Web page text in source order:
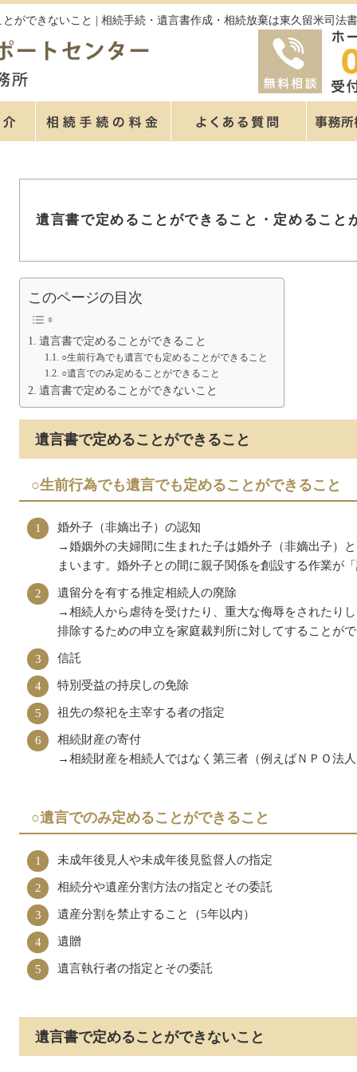
ができないこと | 相続手続・遺言書作成・相続放棄は東久留米司法
遺言書で定めることができること・定めること
このページの目次
遺言書で定めることができること
○生前行為でも遺言でも定めることができること
○遺言でのみ定めることができること
遺言書で定めることができないこと
遺言書で定めることができること
○生前行為でも遺言でも定めることができること
婚外子（非嫡出子）の認知
→婚姻外の夫婦間に生まれた子は婚外子（非嫡出子）
まいます。婚外子との間に親子関係を創設する作業が
遺留分を有する推定相続人の廃除
→相続人から虐待を受けたり、重大な侮辱をされたり
排除するための申立を家庭裁判所に対してすることが
信託
特別受益の持戻しの免除
祖先の祭祀を主宰する者の指定
相続財産の寄付
→相続財産を相続人ではなく第三者（例えばＮＰＯ法
○遺言でのみ定めることができること
未成年後見人や未成年後見監督人の指定
相続分や遺産分割方法の指定とその委託
遺産分割を禁止すること（5年以内）
遺贈
遺言執行者の指定とその委託
遺言書で定めることができないこと